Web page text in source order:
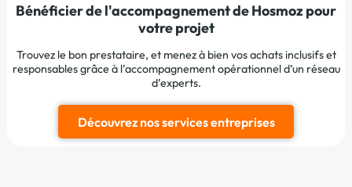
Bénéficier de l'accompagnement de Hosmoz pour
votre projet
Trouvez le bon prestataire, et menez à bien vos achats inclusifs et
responsables grâce à l’accompagnement opérationnel d’un réseau
d’experts.
Découvrez nos services entreprises